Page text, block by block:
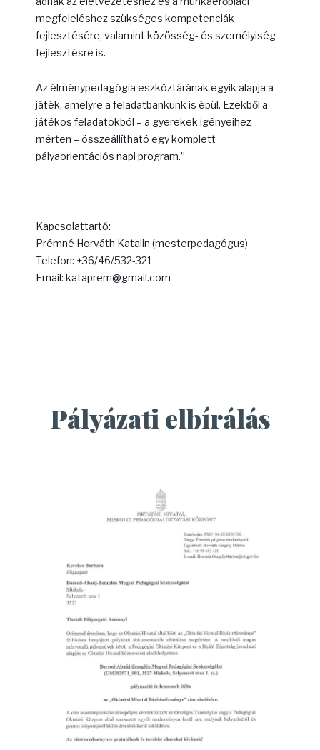
megfeleléshez szükséges kompetenciák
fejlesztésére, valamint közösség- és személyiség
fejlesztésre is.
Az élménypedagógia eszköztárának egyik alapja a
játék, amelyre a feladatbankunk is épül. Ezekből a
játékos feladatokból – a gyerekek igényeihez
mérten – összeállítható egy komplett
pályaorientációs napi program.”
Kapcsolattartó:
Prémné Horváth Katalin (mesterpedagógus)
Telefon: +36/46/532-321
Email: kataprem@gmail.com
Pályázati elbírálás